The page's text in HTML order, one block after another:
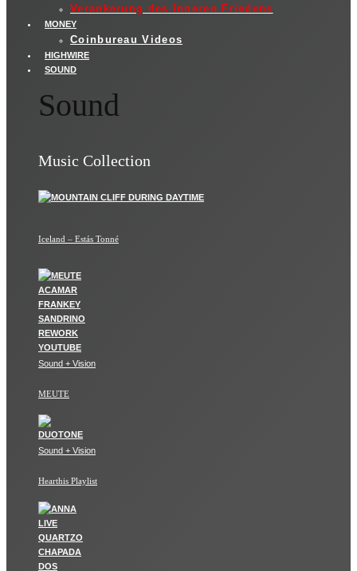
Verankerung des inneren Friedens
MONEY
Coinbureau Videos
HIGHWIRE
SOUND
Sound
Music Collection
Iceland – Estás Tonné
Sound + Vision
MEUTE
Sound + Vision
Hearthis Playlist